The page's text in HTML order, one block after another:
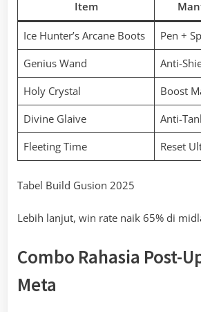
Item
Ice Hunter’s Arcane Boots
Pen +
Genius Wand
Anti-
Holy Crystal
Boost
Divine Glaive
Anti-
Fleeting Time
Reset
Tabel Build Gusion 2025
Lebih lanjut, win rate naik 65% di
Combo Rahasia Post-
Meta